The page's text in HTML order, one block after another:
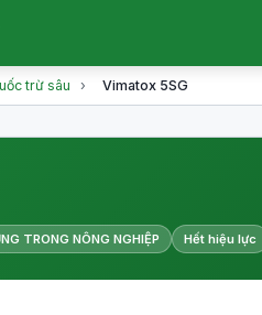
trừ sâu › Vimatox 5SG
TRONG NÔNG NGHIỆP Hết hiệu lực